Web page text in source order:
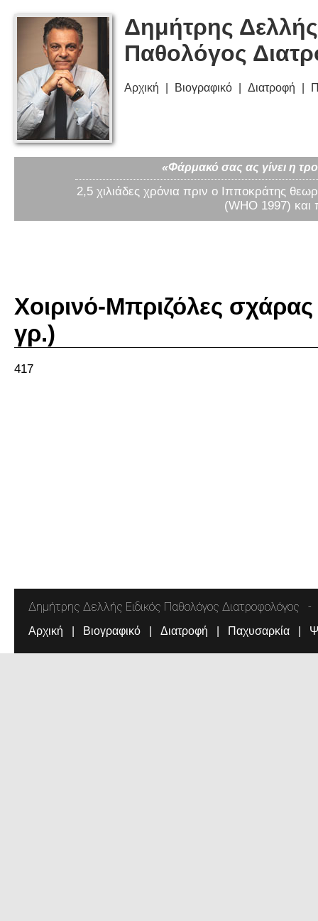
Δημήτρης
Παθολόγος
Αρχική Βιογραφικό Διατροφή
«Φάρμακό σας ας γίνει η
2,5 χιλιάδες χρόνια πριν ο Ιπποκράτης
(WHO 1997) και
Χοιρινό-Μπριζόλες
γρ.)
417
Δημήτρης Δελλής Ειδικός Παθολόγος Διατροφολόγος
Αρχική Βιογραφικό Διατροφή Παχυσαρκία